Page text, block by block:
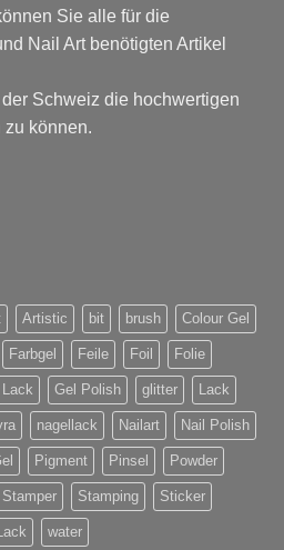
Sie alle für die
Nail Art benötigten Artikel
Schweiz die hochwertigen
zu können.
Artistic bit brush Colour Gel
Farbgel Feile Foil Folie
Gel Polish glitter Lack
nagellack Nailart Nail Polish
Pigment Pinsel Powder
Stamper Stamping Sticker
water